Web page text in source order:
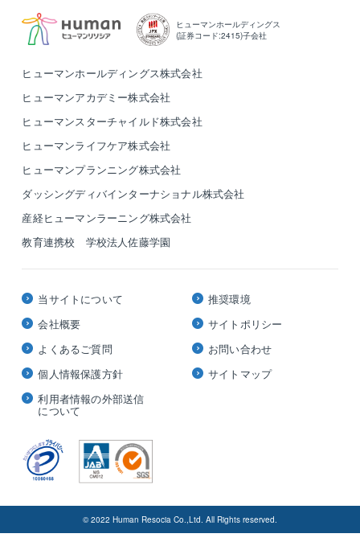
ヒューマンホールディングス
(証券コード:2415)子会社
ヒューマンホールディングス株式会社
ヒューマンアカデミー株式会社
ヒューマンスターチャイルド株式会社
ヒューマンライフケア株式会社
ヒューマンプランニング株式会社
ダッシングディバインターナショナル株式会社
産経ヒューマンラーニング株式会社
教育連携校 学校法人佐藤学園
当サイトについて
会社概要
よくあるご質問
個人情報保護方針
利用者情報の外部送信
について
推奨環境
サイトポリシー
お問い合わせ
サイトマップ
© 2022 Human Resocia Co.,Ltd. All Rights reserved.